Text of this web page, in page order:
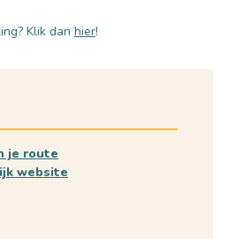
Klik dan hier!
je route
website